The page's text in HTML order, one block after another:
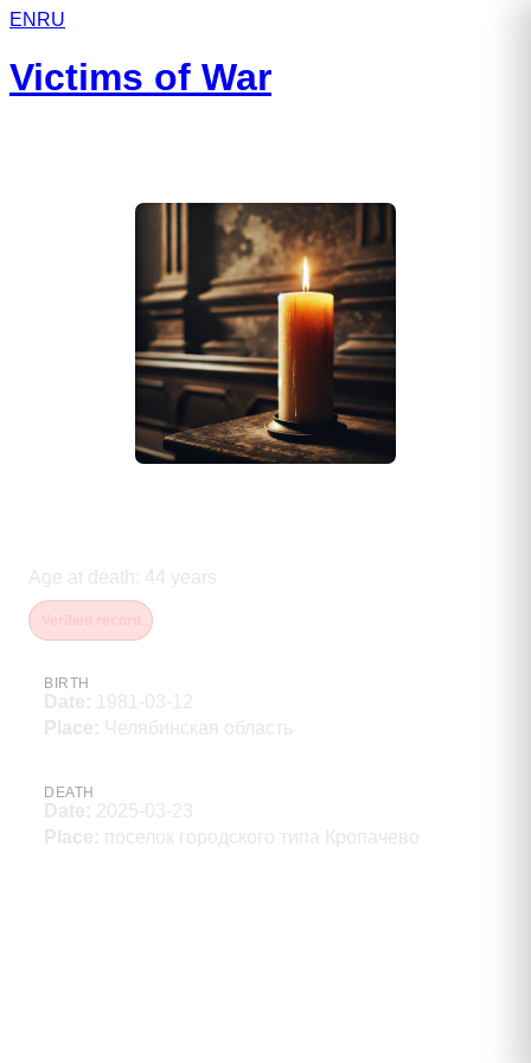
EN RU
Victims of War
Age at death : 44 years
BIRTH
Date: 1981-03-12
Place: Челябинская область
DEATH
Date: 2025-03-23
Place: поселок городского типа Кропачево